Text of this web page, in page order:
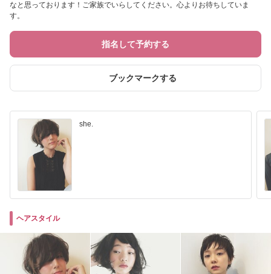
なと思っております！ご家族でいらしてください。心よりお待ちしていま
す。
指名して予約する
ブックマークする
she.
ヘアスタイル